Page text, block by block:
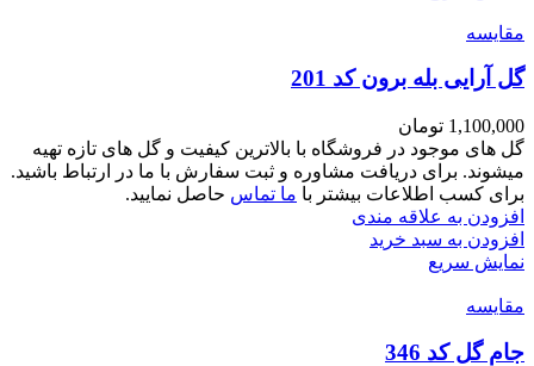
مقايسه
گل آرایی بله برون کد 201
1,100,000 تومان
گل های موجود در فروشگاه با بالاترین کیفیت و گل های تازه تهیه
میشوند. برای دریافت مشاوره و ثبت سفارش با ما در ارتباط باشید.
برای کسب اطلاعات بیشتر با ما تماس حاصل نمایید.
افزودن به علاقه مندی
افزودن به سبد خرید
نمایش سریع
مقايسه
جام گل کد 346